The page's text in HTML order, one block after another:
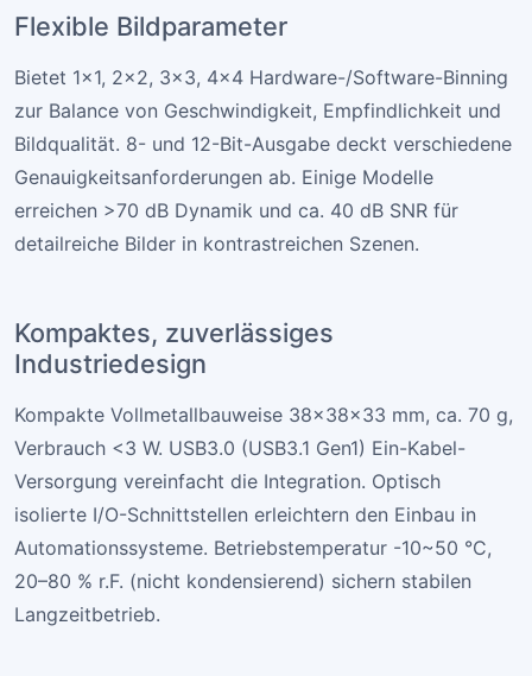
Flexible Bildparameter
Bietet 1×1, 2×2, 3×3, 4×4 Hardware-/Software-Binning
zur Balance von Geschwindigkeit, Empfindlichkeit und
Bildqualität. 8- und 12-Bit-Ausgabe deckt verschiedene
Genauigkeitsanforderungen ab. Einige Modelle
erreichen >70 dB Dynamik und ca. 40 dB SNR für
detailreiche Bilder in kontrastreichen Szenen.
Kompaktes, zuverlässiges
Industriedesign
Kompakte Vollmetallbauweise 38×38×33 mm, ca. 70 g,
Verbrauch <3 W. USB3.0 (USB3.1 Gen1) Ein-Kabel-
Versorgung vereinfacht die Integration. Optisch
isolierte I/O-Schnittstellen erleichtern den Einbau in
Automationssysteme. Betriebstemperatur -10~50 °C,
20–80 % r.F. (nicht kondensierend) sichern stabilen
Langzeitbetrieb.